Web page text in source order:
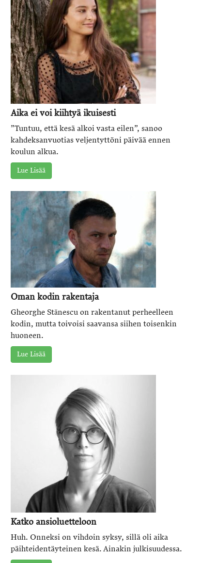
Aika ei voi kiihtyä ikuisesti
”Tuntuu, että kesä alkoi vasta eilen”, sanoo
kahdeksanvuotias veljentyttöni päivää ennen
koulun alkua.
Lue Lisää
Oman kodin rakentaja
Gheorghe Stănescu on rakentanut perheelleen
kodin, mutta toivoisi saavansa siihen toisenkin
huoneen.
Lue Lisää
Katko ansioluetteloon
Huh. Onneksi on vihdoin syksy, sillä oli aika
päihteidentäyteinen kesä. Ainakin julkisuudessa.